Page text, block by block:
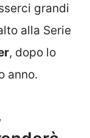
grandi
alla Serie
, dopo lo
anno.